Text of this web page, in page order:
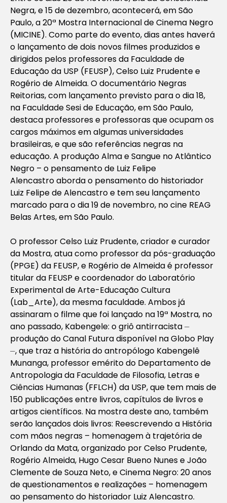
Negra, e 15 de dezembro, acontecerá, em São
Paulo, a20ª Mostra Internacional de Cinema Negro
(MICINE). Como parte do evento, dias antes haverá
o lançamento de dois novos filmes produzidos e
dirigidos pelos professores da Faculdade de
Educação da USP (FEUSP), Celso Luiz Prudente e
Rogério de Almeida. O documentário Negras
Reitorias, com lançamento previsto para o dia 18,
na Faculdade Sesi de Educação, em São Paulo,
destaca professores e professoras que ocupam os
cargos máximos em algumas universidades
brasileiras, e que são referências negras na
educação. A produçãoAlma e Sangue no Atlântico
Negro – o pensamento de Luiz Felipe
Alencastroaborda o pensamento do historiador
Luiz Felipe de Alencastro e tem seu lançamento
marcado para o dia 19 de novembro, no cine REAG
Belas Artes, em São Paulo.
O professor Celso Luiz Prudente, criador e curador
da Mostra, atua como professor da pós-graduação
(PPGE) da FEUSP, e Rogério de Almeida é professor
titular da FEUSP e coordenador do Laboratório
Experimental de Arte-Educação Cultura
(Lab_Arte), da mesma faculdade. Ambos já
assinaram o filme que foi lançado na 19ª Mostra, no
ano passado, Kabengele: o griô antirracista⏤
produção do Canal Futura disponível na Globo Play
⏤, que traz a história do antropólogo Kabengelê
Munanga, professor emérito do Departamento de
Antropologia da Faculdade de Filosofia, Letras e
Ciências Humanas (FFLCH) da USP, que tem mais de
150 publicações entre livros, capítulos de livros e
artigos científicos. Na mostra deste ano, também
serão lançados dois livros: Reescrevendo a História
com mãos negras – homenagem à trajetória de
Orlando da Mata, organizado por Celso Prudente,
Rogério Almeida, Hugo Cesar Bueno Nunes e João
Clemente de Souza Neto, eCinema Negro: 20 anos
de questionamentos e realizações – homenagem
ao pensamento do historiador Luiz Alencastro.